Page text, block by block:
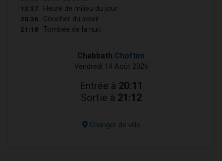
13:37 Heure de milieu du jour
20:36 Coucher du soleil
21:18 Tombée de la nuit
Chabbath Choftim
Vendredi 14 Août 2026
Entrée à 20:11
Sortie à 21:12
Changer de ville